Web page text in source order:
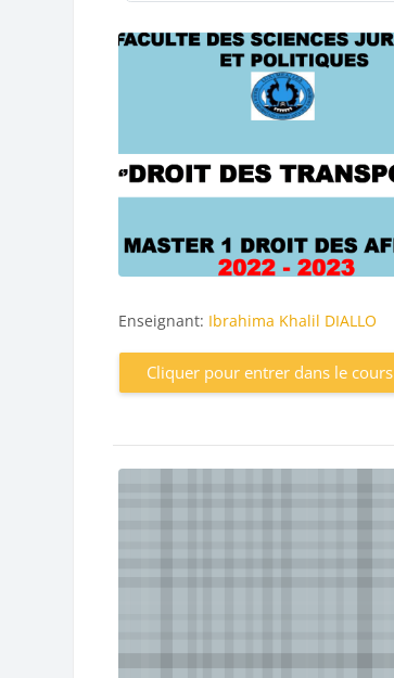
Enseignant: Ibrahima Khalil DIALLO
Cliquer pour entrer dans le cours